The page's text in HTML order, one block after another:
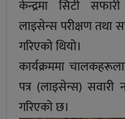
केन्द्रमा सिटी
लाइसेन्स परीक्षण तथा
गरिएको थियो।
कार्यक्रममा
पत्र (लाइसेन्स)
गरिएको छ।